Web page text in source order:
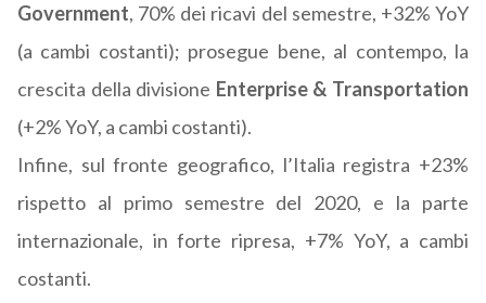
Government, 70% dei ricavi del semestre, +32% YoY
(a cambi costanti); prosegue bene, al contempo, la
crescita della divisione Enterprise & Transportation
(+2% YoY, a cambi costanti).
Infine, sul fronte geografico, l’Italia registra +23%
rispetto al primo semestre del 2020, e la parte
internazionale, in forte ripresa, +7% YoY, a cambi
costanti.